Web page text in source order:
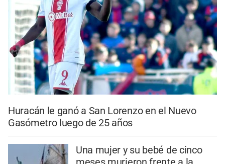
Huracán le ganó a San Lorenzo en el Nuevo
Gasómetro luego de 25 años
Una mujer y su bebé de cinco